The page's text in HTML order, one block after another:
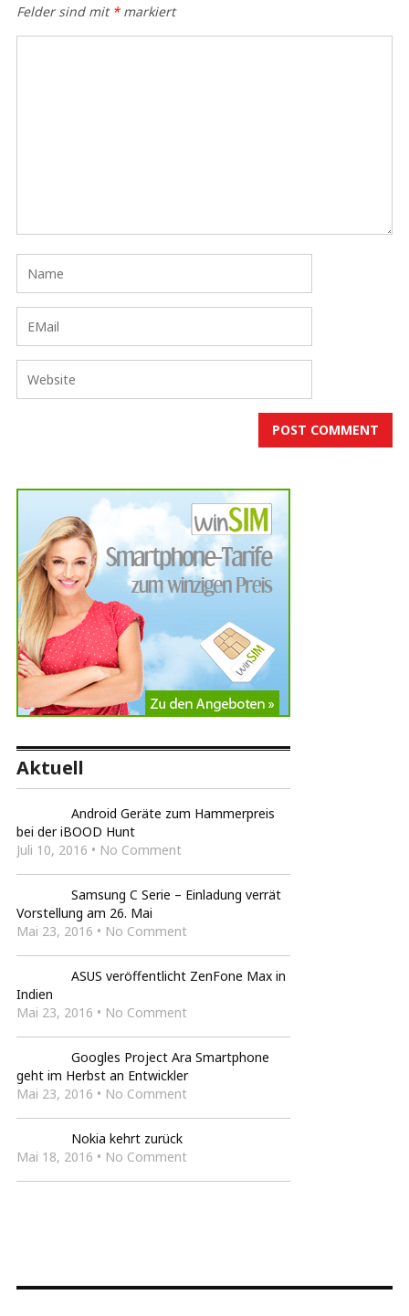
Felder sind mit *markiert
Aktuell
Android Geräte zum Hammerpreis
bei der iBOOD Hunt
Juli 10, 2016 • No Comment
Samsung C Serie – Einladung verrät
Vorstellung am 26. Mai
Mai 23, 2016 • No Comment
ASUS veröffentlicht ZenFone Max in
Indien
Mai 23, 2016 • No Comment
Googles Project Ara Smartphone
geht im Herbst an Entwickler
Mai 23, 2016 • No Comment
Nokia kehrt zurück
Mai 18, 2016 • No Comment